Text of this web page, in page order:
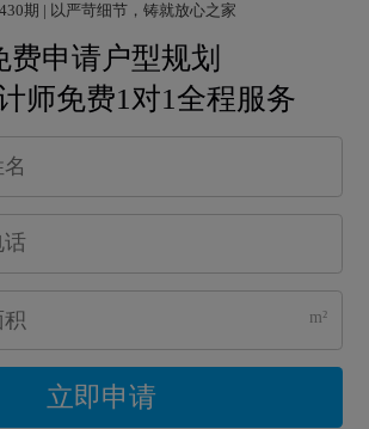
期 | 以严苛细节，铸就放心之家
费申请户型规划
师免费1对1全程服务
m²
立即申请